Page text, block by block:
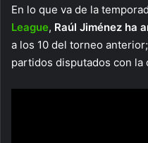
En lo que va de la
League, Raúl Jiménez ha
a los 10 del torneo
partidos disputados con la